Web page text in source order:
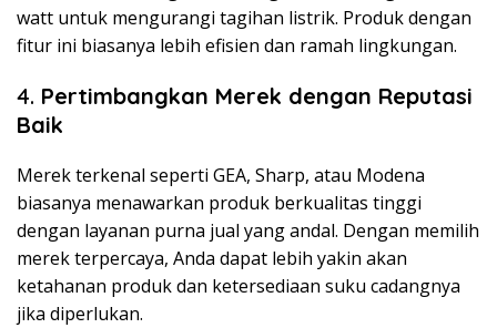
watt untuk mengurangi tagihan listrik. Produk dengan
fitur ini biasanya lebih efisien dan ramah lingkungan.
4. Pertimbangkan Merek dengan Reputasi
Baik
Merek terkenal seperti GEA, Sharp, atau Modena
biasanya menawarkan produk berkualitas tinggi
dengan layanan purna jual yang andal. Dengan memilih
merek terpercaya, Anda dapat lebih yakin akan
ketahanan produk dan ketersediaan suku cadangnya
jika diperlukan.